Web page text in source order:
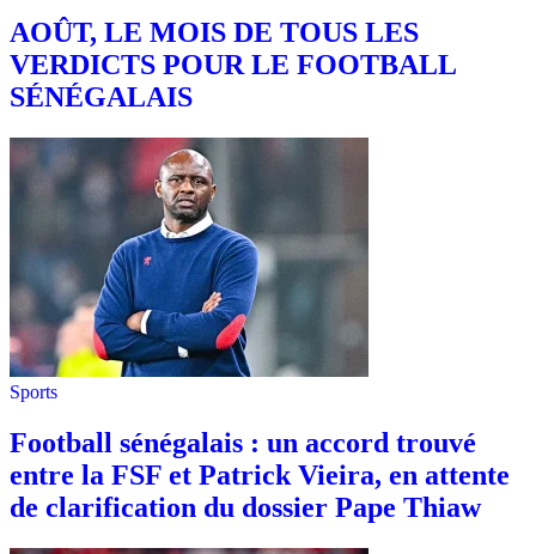
AOÛT, LE MOIS DE TOUS LES
VERDICTS POUR LE FOOTBALL
SÉNÉGALAIS
Sports
Football sénégalais : un accord trouvé
entre la FSF et Patrick Vieira, en attente
de clarification du dossier Pape Thiaw